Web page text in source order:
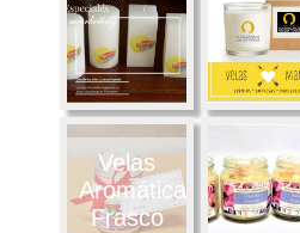
Velas
Aromática
Frasco